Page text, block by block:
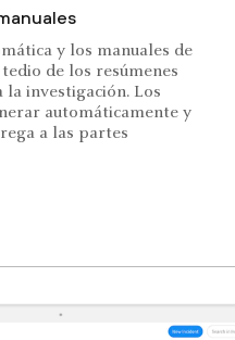
y los manuales de
de los resúmenes
la investigación. Los
automáticamente y
a las partes